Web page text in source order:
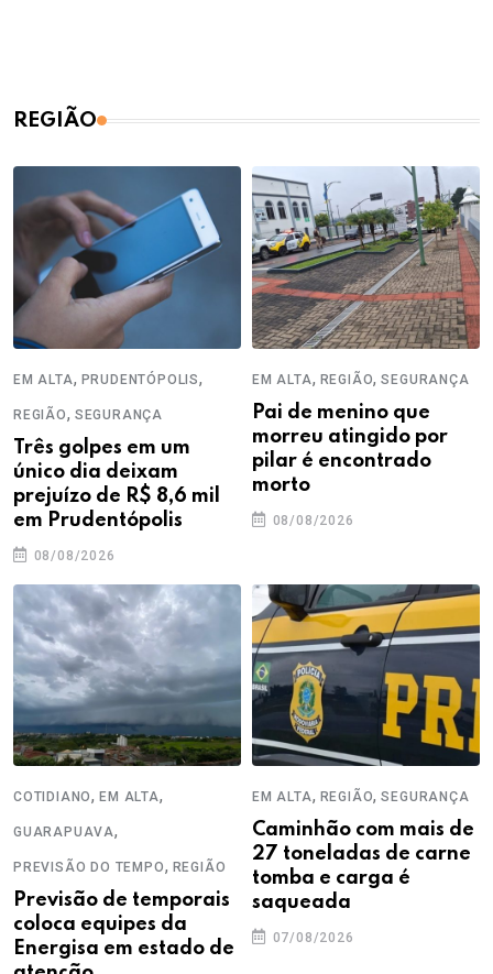
REGIÃO
EM ALTA, PRUDENTÓPOLIS,
REGIÃO, SEGURANÇA
Três golpes em um
único dia deixam
prejuízo de R$ 8,6 mil
em Prudentópolis
08/08/2026
EM ALTA, REGIÃO,SEGURANÇA
Pai de menino que
morreu atingido por
pilar é encontrado
morto
08/08/2026
COTIDIANO,EM ALTA,
GUARAPUAVA,
PREVISÃO DO TEMPO, REGIÃO
Previsão de temporais
coloca equipes da
Energisa em estado de
EM ALTA, REGIÃO,SEGURANÇA
Caminhão com mais de
27 toneladas de carne
tomba e carga é
saqueada
07/08/2026